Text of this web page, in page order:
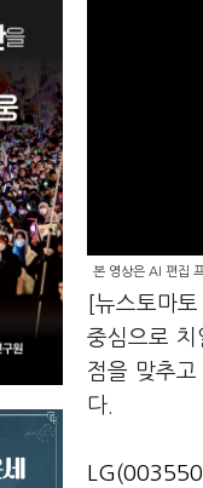
본 영상은 AI 편집
[뉴스토마
중심으로
점을 맞추
다.